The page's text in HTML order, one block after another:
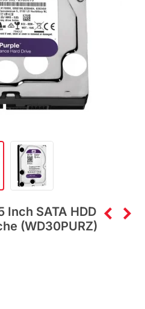
Inch SATA HDD
(WD30PURZ)